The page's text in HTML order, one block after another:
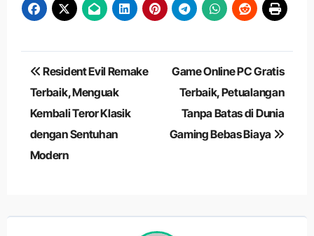
Navigasi
pos
Resident Evil Remake
Terbaik, Menguak
Kembali Teror Klasik
dengan Sentuhan
Modern
Game Online PC Gratis
Terbaik, Petualangan
Tanpa Batas di Dunia
Gaming Bebas Biaya